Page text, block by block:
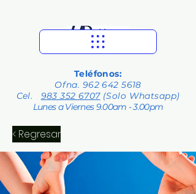
Teléfonos:
Ofna. 962 642 5618
Cel. 983 352 6707(Solo Whatsapp)
Lunes a Viernes 9.00am - 3.00pm
< Regresar